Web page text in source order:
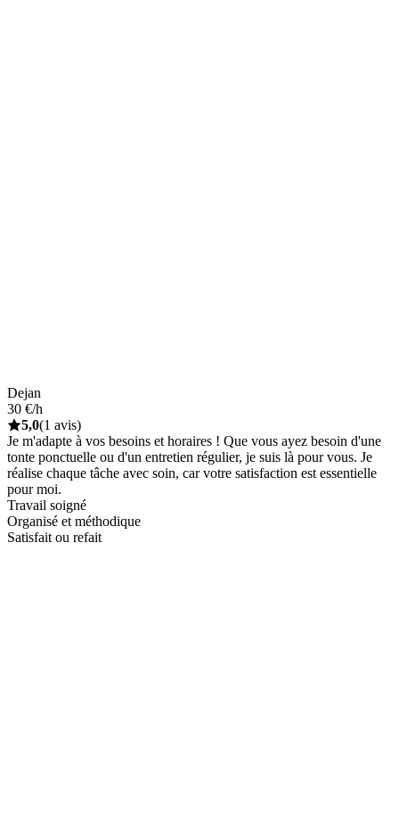
Dejan
30 €/h
5,0(1 avis)
Je m'adapte à vos besoins et horaires ! Que vous ayez besoin d'une
tonte ponctuelle ou d'un entretien régulier, je suis là pour vous. Je
réalise chaque tâche avec soin, car votre satisfaction est essentielle
pour moi.
Travail soigné
Organisé et méthodique
Satisfait ou refait